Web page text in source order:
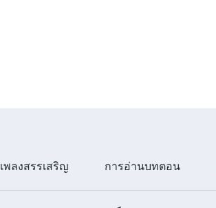
เพลงสรรเสริญ การอ่านบทตอน